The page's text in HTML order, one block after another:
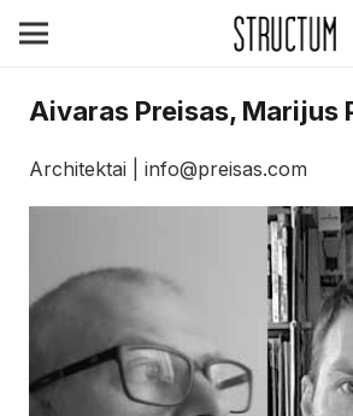
Aivaras Preisas, Marijus
Architektai | info@preisas.com